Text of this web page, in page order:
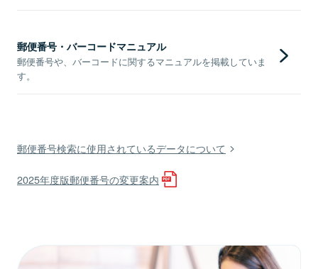
郵便番号・バーコードマニュアル
郵便番号や、バーコードに関するマニュアルを掲載していま
す。
郵便番号検索に使用されているデータについて
2025年度版郵便番号の変更案内